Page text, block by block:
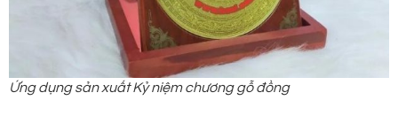
Ứng dụng sản xuất Kỷ niệm chương gỗ đồng